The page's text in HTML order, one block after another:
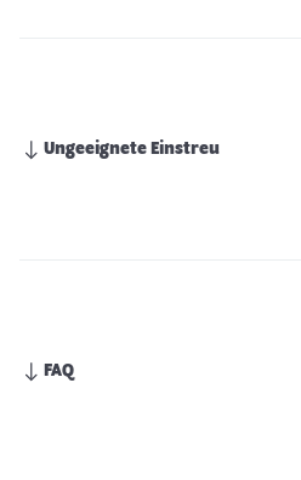
Ungeeignete Einstreu
FAQ